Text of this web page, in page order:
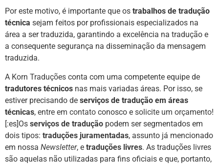
Por este motivo, é importante que os trabalhos de tradução
técnica sejam feitos por profissionais especializados na
área a ser traduzida, garantindo a excelência na tradução e
a consequente segurança na disseminação da mensagem
traduzida.
A Korn Traduções conta com uma competente equipe de
tradutores técnicos nas mais variadas áreas. Por isso, se
estiver precisando de serviços de tradução em áreas
técnicas, entre em contato conosco e solicite um orçamento!
[:es]Os serviços de tradução podem ser segmentados em
dois tipos: traduções juramentadas, assunto já mencionado
em nossa Newsletter, e traduções livres. As traduções livres
são aquelas não utilizadas para fins oficiais e que, portanto,